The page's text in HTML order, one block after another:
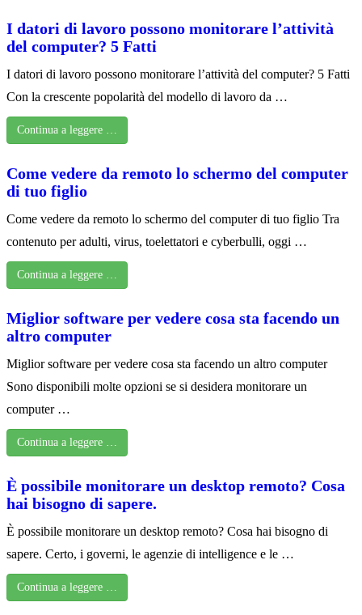
I datori di lavoro possono monitorare l’attività
del computer? 5 Fatti
I datori di lavoro possono monitorare l’attività del computer? 5 Fatti
Con la crescente popolarità del modello di lavoro da …
Continua a leggere …
Come vedere da remoto lo schermo del computer
di tuo figlio
Come vedere da remoto lo schermo del computer di tuo figlio Tra
contenuto per adulti, virus, toelettatori e cyberbulli, oggi …
Continua a leggere …
Miglior software per vedere cosa sta facendo un
altro computer
Miglior software per vedere cosa sta facendo un altro computer
Sono disponibili molte opzioni se si desidera monitorare un
computer …
Continua a leggere …
È possibile monitorare un desktop remoto? Cosa
hai bisogno di sapere.
È possibile monitorare un desktop remoto? Cosa hai bisogno di
sapere. Certo, i governi, le agenzie di intelligence e le …
Continua a leggere …